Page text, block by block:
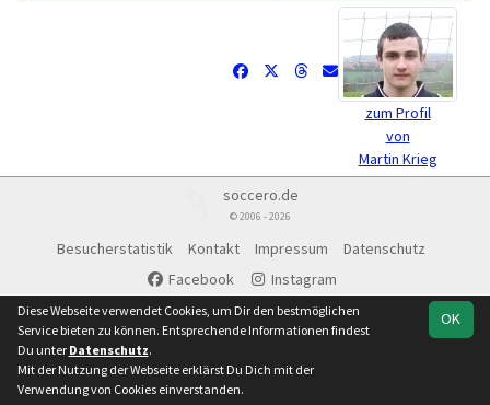
zum Profil
von
Martin Krieg
soccero.de
© 2006 - 2026
Besucherstatistik Kontakt Impressum
Datenschutz
Facebook
Instagram
OK
Diese Webseite verwendet Cookies, um Dir den bestmöglichen
Service bieten zu können. Entsprechende Informationen findest
Du unter Datenschutz.
Mit der Nutzung der Webseite erklärst Du Dich mit der
Verwendung von Cookies einverstanden.